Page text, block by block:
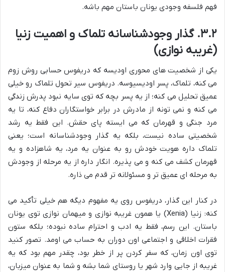
فهم فلسفه وجودی یونان باستان مهم باشه.
۳.۲. گذار وجودشناسانه تلماک و اهمیت زنیا
(غریبه نوازی)
یکی از شخصیت های محوری اودیسه که دریفوس حسابی روش زوم
می کنه، تلماک، پسر اودیسیوسه. دریفوس سیر تحول تلماک رو خیلی
عمیق تحلیل می کنه؛ از یه پسر بچه که توی سایه نبود پدرش زندگی
می کنه و نمی تونه از مادرش در برابر خواستگاران دفاع کنه، تا یه
مرد جنگی و قهرمان که می ایسته پای حقش. این فقط یه رشد
شخصیتی ساده نیست، بلکه یه گذار وجودشناسانه است؛ یعنی
تلماک داره هویت خودش رو به عنوان یه مرد، یه شاهزاده و یه
قهرمان کشف می کنه و می پذیره. انگار داره از یه مرحله از وجودش
به مرحله ای عمیق تر و مسئولانه تر قدم می ذاره.
در کنار این گذار، دریفوس روی یه مفهوم دیگه هم خیلی تأکید می
کنه: زنیا (Xenia) یا همون غریبه نوازی و میهمان نوازی توی یونان
باستان. این رسم، فقط یه ادب و احترام ساده نبوده؛ بلکه ستون
فقرات اخلاقی و اجتماعی اون دوران به حساب می اومد. تصور کنید
توی اون زمان، که سفر کردن پر از خطر بود، چقدر مهم بود که یه
غریبه از جایی وارد شهر یا روستای شما بشه و شما به عنوان میزبان،